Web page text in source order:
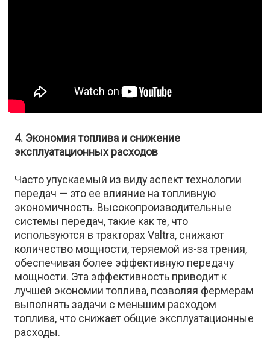
4. Экономия топлива и снижение
эксплуатационных расходов
Часто упускаемый из виду аспект технологии
передач — это ее влияние на топливную
экономичность. Высокопроизводительные
системы передач, такие как те, что
используются в тракторах Valtra, снижают
количество мощности, теряемой из-за трения,
обеспечивая более эффективную передачу
мощности. Эта эффективность приводит к
лучшей экономии топлива, позволяя фермерам
выполнять задачи с меньшим расходом
топлива, что снижает общие эксплуатационные
расходы.